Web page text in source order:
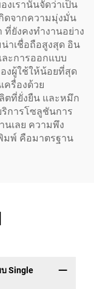
เรานั้นจัดว่าเป็น
ดจากความมุ่งมั่น
ที่ยังคงทำงานอย่าง
าเชื่อถือสูงสุด อิน
ละการออกแบบ
งผู้ใช้ให้น้อยที่สุด
ครื่องด้วย
ตที่ยั่งยืน และหมึก
การโซลูชันการ
เลย ความพึง
มพ์ คือมาตรฐาน
Single